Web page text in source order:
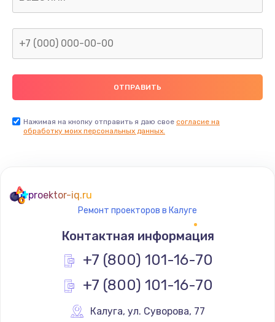
Нажимая на кнопку отправить я даю свое согласие на
обработку моих персональных данных.
proektor-iq.ru
Ремонт проекторов в Калуге
Контактная информация
+7 (800) 101-16-70
+7 (800) 101-16-70
Калуга, ул. Суворова, 77